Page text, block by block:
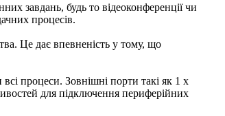
завдань, будь то відеоконференції чи
процесів.
Це дає впевненість у тому, що
процеси. Зовнішні порти такі як 1 x
для підключення периферійних